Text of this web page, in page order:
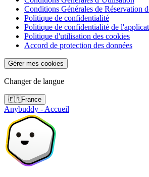
Conditions Générales de Réservation
Politique de confidentialité
Politique de confidentialité de
Politique d'utilisation des cookies
Accord de protection des données
Gérer mes cookies
Changer de langue
🇫🇷France
Anybuddy - Accueil